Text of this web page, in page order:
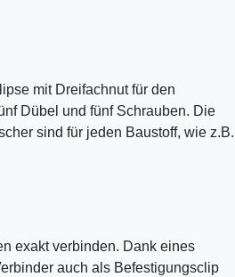
mit Dreifachnut für den
Dübel und fünf Schrauben. Die
sind für jeden Baustoff, wie z.B.
exakt verbinden. Dank eines
auch als Befestigungsclip